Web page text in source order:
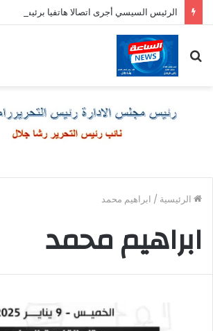
الرئيس السيسي أجرى اتصالا هاتفيا برئيس وزراء
عن
الرئيسية / ابراهيم محمد
ابراهيم محمد